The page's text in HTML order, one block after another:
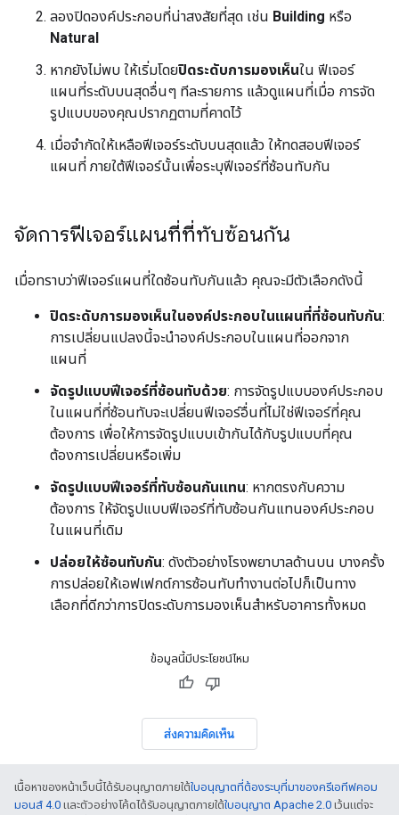
ลองปิดองค์ประกอบที่น่าสงสัยที่สุด เช่น Building หรือ
Natural
หากยังไม่พบ ให้เริ่มโดยปิดระดับการมองเห็นใน ฟีเจอร์
แผนที่ระดับบนสุดอื่นๆ ทีละรายการ แล้วดูแผนที่เมื่อ การจัด
รูปแบบของคุณปรากฏตามที่คาดไว้
เมื่อจำกัดให้เหลือฟีเจอร์ระดับบนสุดแล้ว ให้ทดสอบฟีเจอร์
แผนที่ ภายใต้ฟีเจอร์นั้นเพื่อระบุฟีเจอร์ที่ซ้อนทับกัน
จัดการฟีเจอร์แผนที่ที่ทับซ้อนกัน
เมื่อทราบว่าฟีเจอร์แผนที่ใดซ้อนทับกันแล้ว คุณจะมีตัวเลือกดังนี้
ปิดระดับการมองเห็นในองค์ประกอบในแผนที่ที่ซ้อนทับกัน:
การเปลี่ยนแปลงนี้จะนำองค์ประกอบในแผนที่ออกจาก
แผนที่
จัดรูปแบบฟีเจอร์ที่ซ้อนทับด้วย: การจัดรูปแบบองค์ประกอบ
ในแผนที่ที่ซ้อนทับจะเปลี่ยนฟีเจอร์อื่นที่ไม่ใช่ฟีเจอร์ที่คุณ
ต้องการ เพื่อให้การจัดรูปแบบเข้ากันได้กับรูปแบบที่คุณ
ต้องการเปลี่ยนหรือเพิ่ม
จัดรูปแบบฟีเจอร์ที่ทับซ้อนกันแทน: หากตรงกับความ
ต้องการ ให้จัดรูปแบบฟีเจอร์ที่ทับซ้อนกันแทนองค์ประกอบ
ในแผนที่เดิม
ปล่อยให้ซ้อนทับกัน: ดังตัวอย่างโรงพยาบาลด้านบน บางครั้ง
การปล่อยให้เอฟเฟกต์การซ้อนทับทำงานต่อไปก็เป็นทาง
เลือกที่ดีกว่าการปิดระดับการมองเห็นสำหรับอาคารทั้งหมด
ข้อมูลนี้มีประโยชน์ไหม
ส่งความคิดเห็น
เนื้อหาของหน้าเว็บนี้ได้รับอนุญาตภายใต้ใบอนุญาตที่ต้องระบุที่มาของครีเอทีฟคอม
มอนส์ 4.0 และตัวอย่างโค้ดได้รับอนุญาตภายใต้ใบอนุญาต Apache 2.0 เว้นแต่จะ